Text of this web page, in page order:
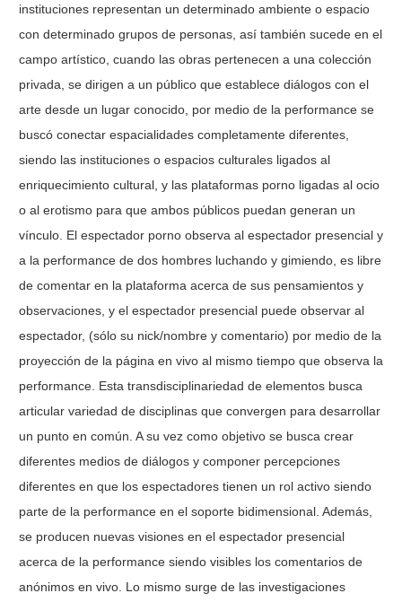
instituciones representan un determinado ambiente o espacio
con determinado grupos de personas, así también sucede en el
campo artístico, cuando las obras pertenecen a una colección
privada, se dirigen a un público que establece diálogos con el
arte desde un lugar conocido, por medio de la performance se
buscó conectar espacialidades completamente diferentes,
siendo las instituciones o espacios culturales ligados al
enriquecimiento cultural, y las plataformas porno ligadas al ocio
o al erotismo para que ambos públicos puedan generan un
vínculo. El espectador porno observa al espectador presencial y
a la performance de dos hombres luchando y gimiendo, es libre
de comentar en la plataforma acerca de sus pensamientos y
observaciones, y el espectador presencial puede observar al
espectador, (sólo su nick/nombre y comentario) por medio de la
proyección de la página en vivo al mismo tiempo que observa la
performance. Esta transdisciplinariedad de elementos busca
articular variedad de disciplinas que convergen para desarrollar
un punto en común. A su vez como objetivo se busca crear
diferentes medios de diálogos y componer percepciones
diferentes en que los espectadores tienen un rol activo siendo
parte de la performance en el soporte bidimensional. Además,
se producen nuevas visiones en el espectador presencial
acerca de la performance siendo visibles los comentarios de
anónimos en vivo. Lo mismo surge de las investigaciones